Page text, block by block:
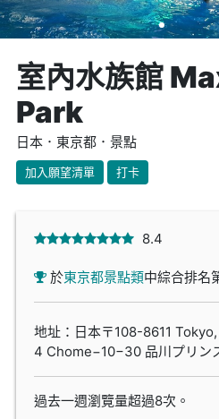
室內水族館
Park
日本．東京都．景點
加入願望清單 打卡
8.4
於東京都景點類中綜合排名
地址：日本〒108-8611
4 Chome−10−30 品川プリン
過去一週瀏覽量超過8次。